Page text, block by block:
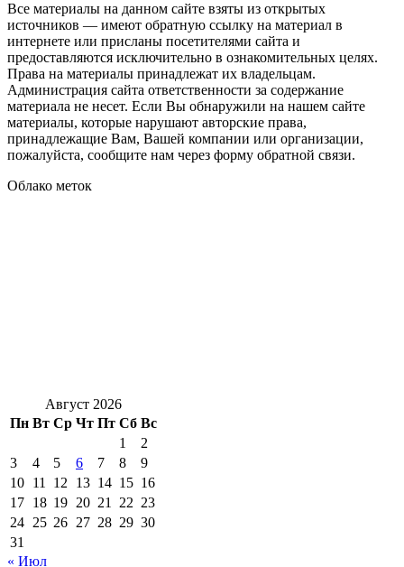
Все материалы на данном сайте взяты из открытых
источников — имеют обратную ссылку на материал в
интернете или присланы посетителями сайта и
предоставляются исключительно в ознакомительных целях.
Права на материалы принадлежат их владельцам.
Администрация сайта ответственности за содержание
материала не несет. Если Вы обнаружили на нашем сайте
материалы, которые нарушают авторские права,
принадлежащие Вам, Вашей компании или организации,
пожалуйста, сообщите нам через форму обратной связи.
Облако меток
Август 2026
Пн Вт Ср Чт Пт Сб Вс
1
2
3
4 5 6 7 8
9
10 11 12 13 14 15 16
17 18 19 20 21 22 23
24 25 26 27 28 29 30
31
« Июл